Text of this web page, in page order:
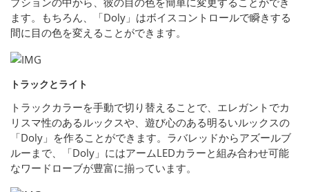
ます。もちろん、「Doly」はボイスコントロールで瞬きする
間に目の色を変えることができます。
トラックとライト
トラックカラーを手動で切り替えることで、エレガントでカ
リスマ性のあるルックスや、遊び心のある明るいルックスの
「Doly」を作ることができます。ラバレッドからアズールブ
ルーまで、「Doly」にはアームLEDカラーと組み合わせ可能
なワードローブが豊富に揃っています。